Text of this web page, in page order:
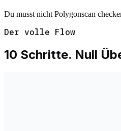
Du musst nicht Polygonscan
Der volle Flow
10 Schritte. Null